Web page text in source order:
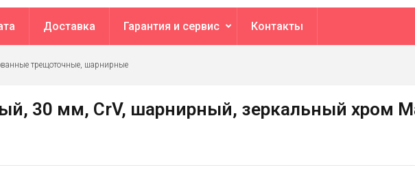
Доставка Гарантия и сервис Контакты
трещоточные, шарнирные
30 мм, CrV, шарнирный, зеркальный хром